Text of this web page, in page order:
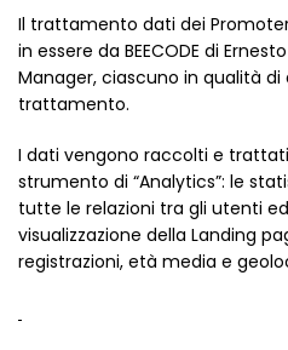
Il trattamento dati dei
in essere da BEECODE di
Manager, ciascuno in qualità
trattamento.
I dati vengono raccolti e
strumento di “Analytics”: le
tutte le relazioni tra gli utenti
visualizzazione della Landing
registrazioni, età media e